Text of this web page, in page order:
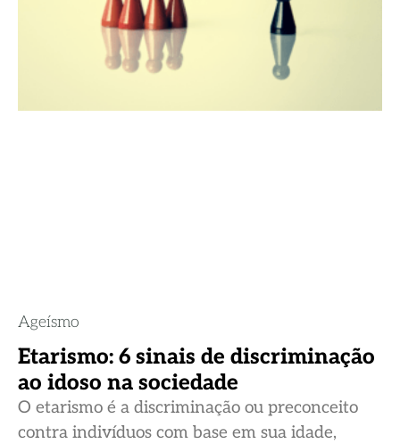
Ageísmo
Etarismo: 6 sinais de discriminação
ao idoso na sociedade
O etarismo é a discriminação ou preconceito
contra indivíduos com base em sua idade,